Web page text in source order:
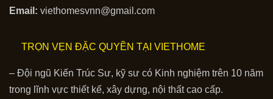
Email: viethomesvnn@gmail.com
TRỌN VẸN ĐẶC QUYỀN TẠI VIETHOME
– Đội ngũ Kiến Trúc Sư, kỹ sư có Kinh nghiệm trên 10 năm
trong lĩnh vực thiết kế, xây dựng, nội thất cao cấp.